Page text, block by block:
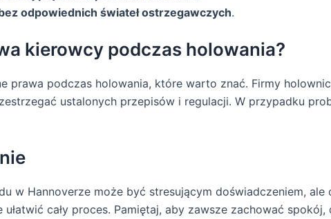
odpowiednich świateł ostrzegawczych.
kierowcy podczas holowania?
prawa podczas holowania, które warto znać. Firmy
ustalonych przepisów i regulacji. W przypadku
w Hannoverze może być stresującym doświadczeniem,
ułatwić cały proces. Pamiętaj, aby zawsze zachować